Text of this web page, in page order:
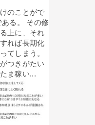
のことがで
る。 その修
上に、それ
れば長期化
てしまう。
つきがたい
ま稼い...